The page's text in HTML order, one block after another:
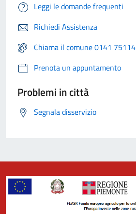
Leggi le domande frequenti
Richiedi Assistenza
Chiama il comune 0141 75114
Prenota un appuntamento
Problemi in città
Segnala disservizio